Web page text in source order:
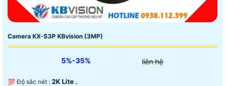
Camera KX-S3P KBvision (3MP)
5%-35% liên hệ
💯 Độ sắc nét : 2K Lite .